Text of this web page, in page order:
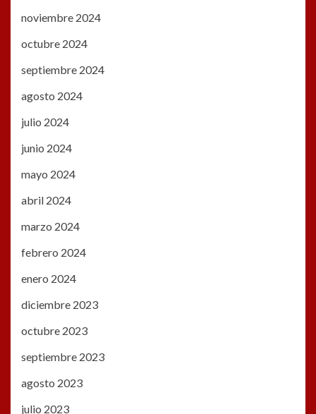
noviembre 2024
octubre 2024
septiembre 2024
agosto 2024
julio 2024
junio 2024
mayo 2024
abril 2024
marzo 2024
febrero 2024
enero 2024
diciembre 2023
octubre 2023
septiembre 2023
agosto 2023
julio 2023